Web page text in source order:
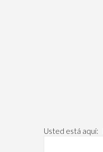
Usted está aquí: